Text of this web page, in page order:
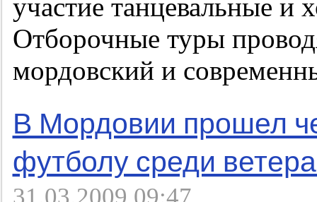
участие танцевальные и
Отборочные туры
мордовский и
В Мордовии прошел
футболу среди